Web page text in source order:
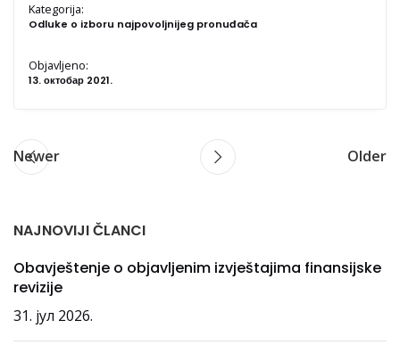
Kategorija:
Odluke o izboru najpovoljnijeg pronuđača
Objavljeno:
13. октобар 2021.
Newer Older
NAJNOVIJI ČLANCI
Obavještenje o objavljenim izvještajima finansijske
revizije
31. јул 2026.